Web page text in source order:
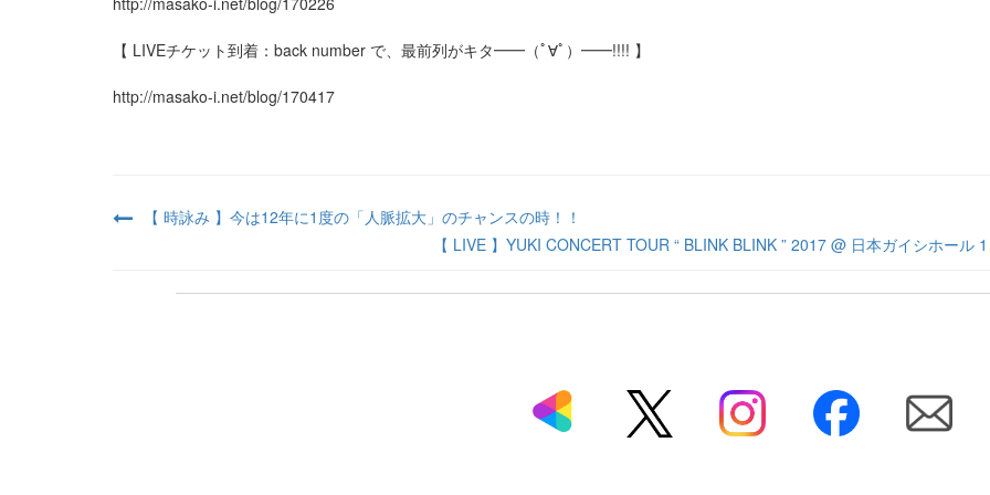
【 LIVEチケット到着： back number で、最前列がキタ━━ （ﾟ∀ﾟ） ━━!!!! 】
http://masako-i.net/blog/170417
【 時詠み 】今は12年に1度の「人脈拡大」のチャンスの時！！
【 LIVE 】YUKI CONCERT TOUR “ BLINK BLINK ” 2017 @ 日本ガイシホール